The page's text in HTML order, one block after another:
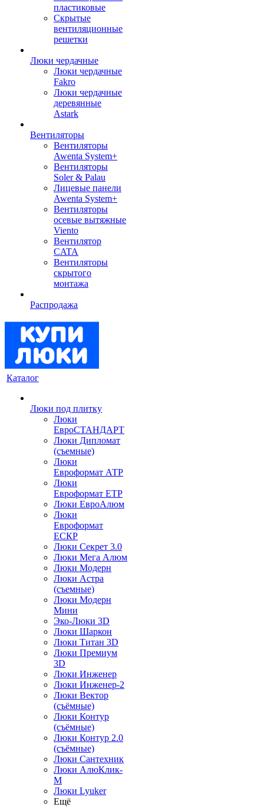
пластиковые
Скрытые
вентиляционные
решетки
Люки чердачные
Люки чердачные
Fakro
Люки чердачные
деревянные
Astark
Вентиляторы
Вентиляторы
Awenta System+
Вентиляторы
Soler & Palau
Лицевые панели
Awenta System+
Вентиляторы
осевые вытяжные
Viento
Вентилятор
CATA
Вентиляторы
скрытого
монтажа
Распродажа
Каталог
Люки под плитку
Люки
ЕвроСТАНДАРТ
Люки Дипломат
(съемные)
Люки
Евроформат АТР
Люки
Евроформат ЕТР
Люки ЕвроАлюм
Люки
Евроформат
ЕСКР
Люки Секрет 3.0
Люки Мега Алюм
Люки Модерн
Люки Астра
(съемные)
Люки Модерн
Мини
Эко-Люки 3D
Люки Шаркон
Люки Титан 3D
Люки Премиум
3D
Люки Инженер
Люки Инженер-2
Люки Вектор
(съёмные)
Люки Контур
(съёмные)
Люки Контур 2.0
(съёмные)
Люки Сантехник
Люки АлюКлик-
М
Люки Lyuker
Ещё